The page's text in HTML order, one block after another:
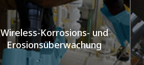
Wireless-Korrosions- und
Erosionsüberwachung​